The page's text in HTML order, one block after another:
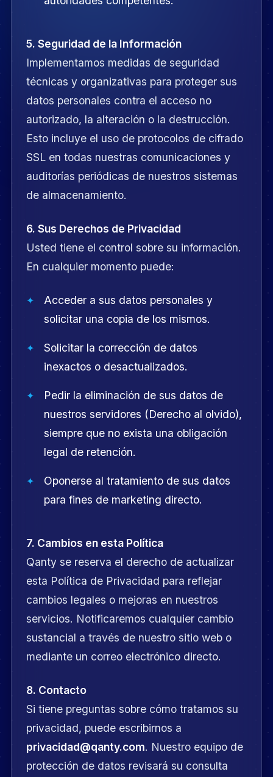
5. Seguridad de la Información
Implementamos medidas de seguridad
técnicas y organizativas para proteger sus
datos personales contra el acceso no
autorizado, la alteración o la destrucción.
Esto incluye el uso de protocolos de cifrado
SSL en todas nuestras comunicaciones y
auditorías periódicas de nuestros sistemas
de almacenamiento.
6. Sus Derechos de Privacidad
Usted tiene el control sobre su información.
En cualquier momento puede:
Acceder a sus datos personales y
solicitar una copia de los mismos.
Solicitar la corrección de datos
inexactos o desactualizados.
Pedir la eliminación de sus datos de
nuestros servidores (Derecho al olvido),
siempre que no exista una obligación
legal de retención.
Oponerse al tratamiento de sus datos
para fines de marketing directo.
7. Cambios en esta Política
Qanty se reserva el derecho de actualizar
esta Política de Privacidad para reflejar
cambios legales o mejoras en nuestros
servicios. Notificaremos cualquier cambio
sustancial a través de nuestro sitio web o
mediante un correo electrónico directo.
8. Contacto
Si tiene preguntas sobre cómo tratamos su
privacidad, puede escribirnos a
privacidad@qanty.com. Nuestro equipo de
protección de datos revisará su consulta